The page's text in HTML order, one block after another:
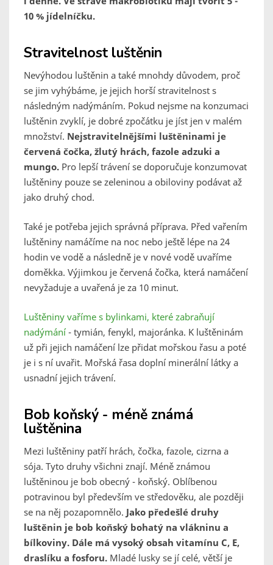
10 % jídelníčku.
Stravitelnost luštěnin
Nevýhodou luštěnin a také mnohdy důvodem, proč
se jim vyhýbáme, je jejich horší stravitelnost s
následným nadýmáním. Pokud nejsme na konzumaci
luštěnin zvyklí, je dobré zpočátku je jíst jen v malém
množství. Nejstravitelnějšími luštěninami je
červená čočka, žlutý hrách, fazole adzuki a
mungo. Pro lepší trávení se doporučuje konzumovat
luštěniny pouze se zeleninou a obiloviny podávat až
jako druhý chod.
Také je potřeba jejich správná příprava. Před vařením
luštěniny namáčíme na noc nebo ještě lépe na 24
hodin ve vodě a následně je v nové vodě uvaříme
doměkka. Výjimkou je červená čočka, která namáčení
nevyžaduje a uvařená je za 10 minut.
Luštěniny vaříme s bylinkami, které zabraňují
nadýmání - tymián, fenykl, majoránka. K luštěninám
už při jejich namáčení lze přidat mořskou řasu a poté
je i s ní uvařit. Mořská řasa doplní minerální látky a
usnadní jejich trávení.
Bob koňský - méně známá
luštěnina
Mezi luštěniny patří hrách, čočka, fazole, cizrna a
sója. Tyto druhy všichni znají. Méně známou
luštěninou je bob obecný - koňský. Oblíbenou
potravinou byl především ve středověku, ale později
se na něj pozapomnělo. Jako předešlé druhy
luštěnin je bob koňský bohatý na vlákninu a
bílkoviny. Dále má vysoký obsah vitamínu C, E,
draslíku a fosforu. Mladé lusky se jí celé, větší je